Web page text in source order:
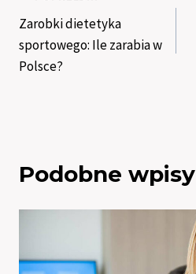
wpisu
Zarobki dietetyka
sportowego: Ile zarabia w
Polsce?
Podobne wpisy